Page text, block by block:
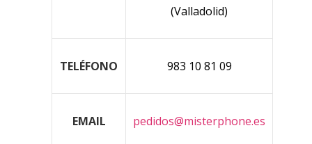
(Valladolid)
TELÉFONO 983 10 81 09
EMAIL pedidos@misterphone.es